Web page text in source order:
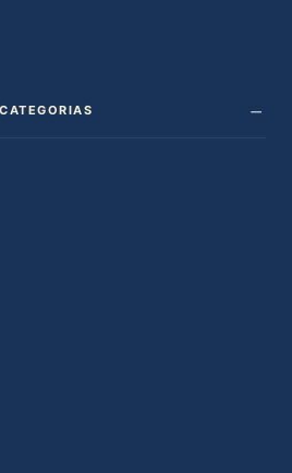
CATEGORIAS